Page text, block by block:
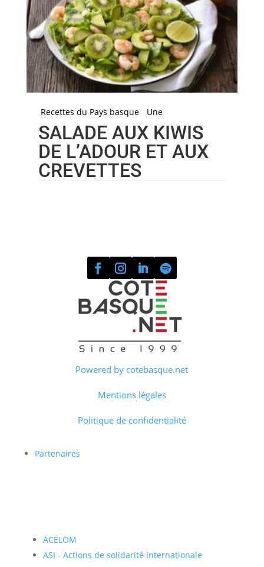
Recettes du Pays basque Une
SALADE AUX KIWIS
DE L’ADOUR ET AUX
CREVETTES
Powered by cotebasque.net
Mentions légales
Politique de confidentialité
Partenaires
ACELOM
ASI - Actions de solidarité internationale